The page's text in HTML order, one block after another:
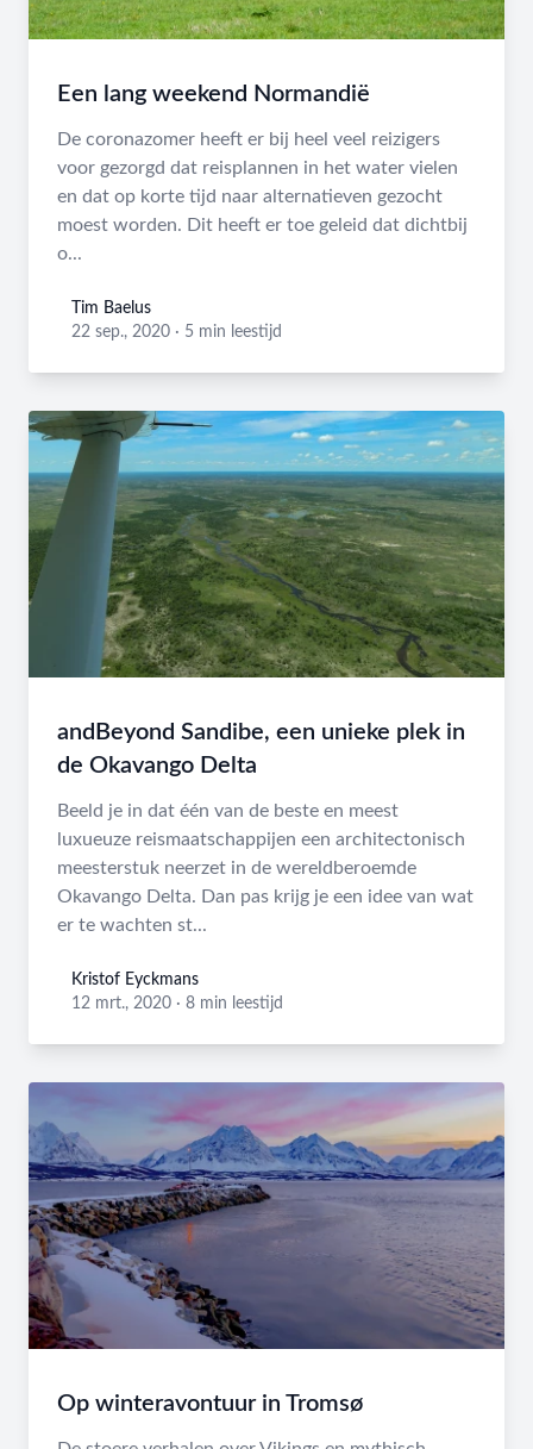
Een lang weekend Normandië
De coronazomer heeft er bij heel veel reizigers
voor gezorgd dat reisplannen in het water vielen
en dat op korte tijd naar alternatieven gezocht
moest worden. Dit heeft er toe geleid dat dichtbij
o...
Tim Baelus
Tim Baelus
22 sep., 2020 · 5 min leestijd
andBeyond Sandibe, een unieke plek in
de Okavango Delta
Beeld je in dat één van de beste en meest
luxueuze reismaatschappijen een architectonisch
meesterstuk neerzet in de wereldberoemde
Okavango Delta. Dan pas krijg je een idee van wat
er te wachten st...
Kristof Eyckmans
Kristof Eyckmans
12 mrt., 2020 · 8 min leestijd
Op winteravontuur in Tromsø